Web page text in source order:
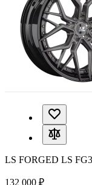
LS FORGED LS
132 000 ₽